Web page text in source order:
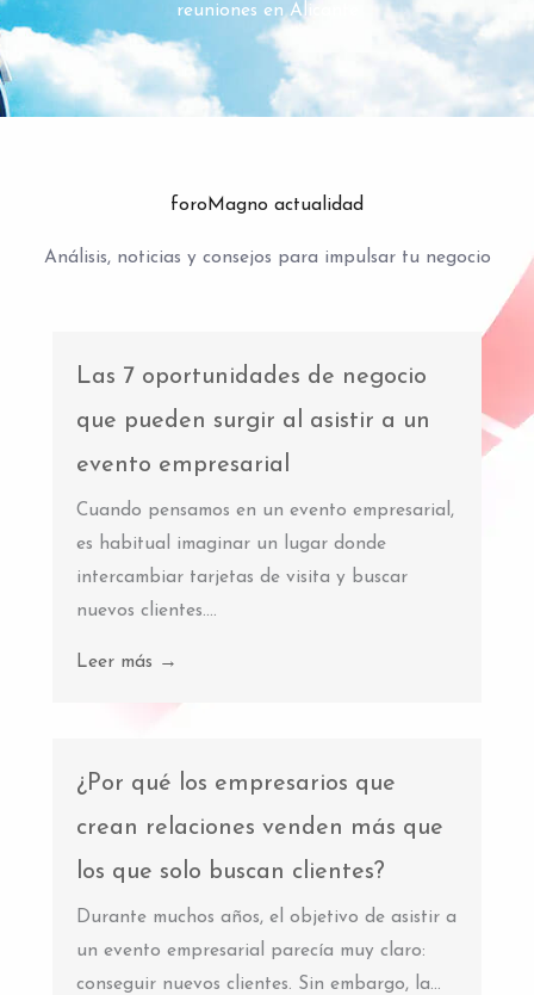
reuniones en Alicante
foroMagno actualidad
Análisis, noticias y consejos para impulsar tu negocio
Las 7 oportunidades de negocio
que pueden surgir al asistir a un
evento empresarial
Cuando pensamos en un evento empresarial,
es habitual imaginar un lugar donde
intercambiar tarjetas de visita y buscar
nuevos clientes....
Leer más →
¿Por qué los empresarios que
crean relaciones venden más que
los que solo buscan clientes?
Durante muchos años, el objetivo de asistir a
un evento empresarial parecía muy claro:
conseguir nuevos clientes. Sin embargo, la...